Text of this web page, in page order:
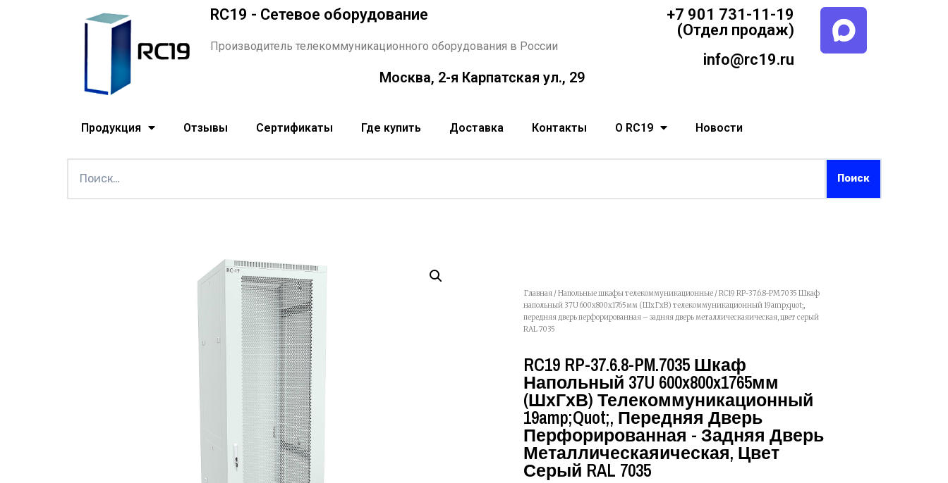
RC19 - Сетевое оборудование
Производитель телекоммуникационного оборудования в России
Москва, 2-я Карпатская ул., 29
+7 901 731-11-19
(Отдел продаж)
info@rc19.ru
Продукция Отзывы Сертификаты Где купить Доставка Контакты О RC19 Новости
Главная /Напольные шкафы телекоммуникационные / RC19 RP-37.6.8-PM.7035 Шкаф
напольный 37U 600x800x1765мм (ШхГхВ) телекоммуникационный 19amp;quot;,
передняя дверь перфорированная – задняя дверь металлическаяическая, цвет серый
RAL 7035
RC19 RP-37.6.8-PM.7035 Шкаф
Напольный 37U 600x800x1765мм
(ШхГхВ) Телекоммуникационный
19amp;quot;, Передняя Дверь
Перфорированная - Задняя Дверь
Металлическаяическая, Цвет
Серый RAL 7035